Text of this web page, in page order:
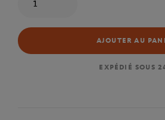
AJOUTER AU
EXPÉDIÉ SOUS